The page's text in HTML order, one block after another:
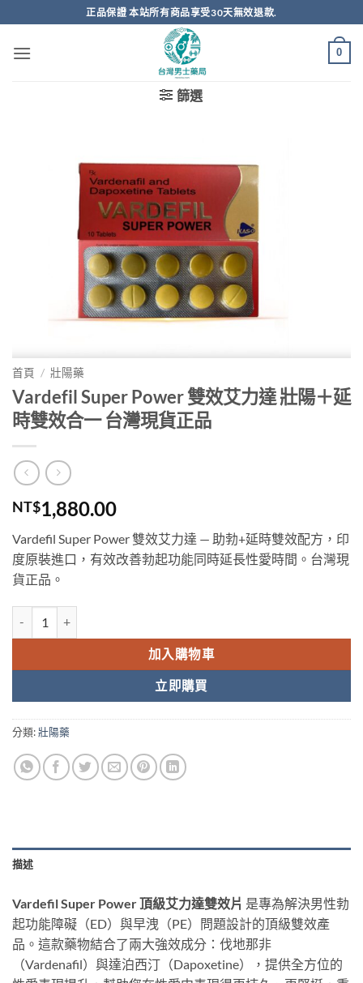
轉
正品保證 本站所有商品享受30天無效退款.
0
篩選
首頁 / 壯陽藥
Vardefil Super Power 雙效艾力達 壯陽＋延
時雙效合一 台灣現貨正品
NT$1,880.00
Vardefil Super Power 雙效艾力達 — 助勃+延時雙效配方，印
度原裝進口，有效改善勃起功能同時延長性愛時間。台灣現
貨正品。
加入購物車
立即購買
分類:壯陽藥
描述
Vardefil Super Power 頂級艾力達雙效片 是專為解決男性勃
起功能障礙（ED）與早洩（PE）問題設計的頂級雙效產
品。這款藥物結合了兩大強效成分：伐地那非
（Vardenafil）與達泊西汀（Dapoxetine），提供全方位的